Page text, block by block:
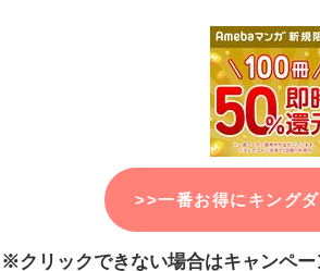
>>一番お得にキング
※クリックできない場合はキャンペー